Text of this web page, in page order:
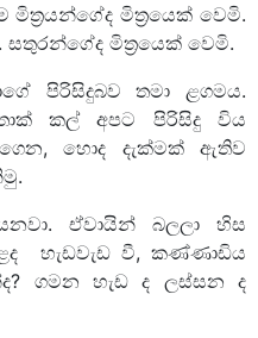
මිත්‍රයෙක් වෙමි.
මිත්‍රයෙක් වෙමි.
පිරිසිදුබව තමා ළගමය.
කල් අපට පිරිසිදු විය
හොද දැක්මක් ඇතිව
ඒවායින් බලලා හිස
හැඩවැඩ වී, කණ්ණාඩිය
ගමන හැඩ ද ලස්සන ද